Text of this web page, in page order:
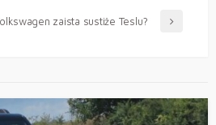
zaista sustiže Teslu?